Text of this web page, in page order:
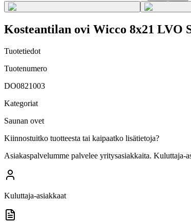
Kosteantilan ovi Wicco 8x21 LVO
Tuotetiedot
Tuotenumero
DO0821003
Kategoriat
Saunan ovet
Kiinnostuitko tuotteesta tai kaipaatko lisätietoja?
Asiakaspalvelumme palvelee yritysasiakkaita. Kuluttaja-
Kuluttaja-asiakkaat